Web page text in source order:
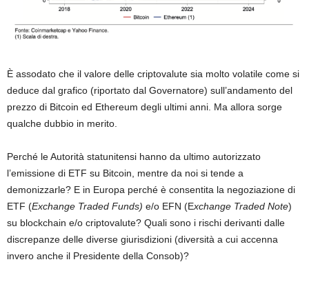
È assodato che il valore delle criptovalute sia molto volatile come si
deduce dal grafico (riportato dal Governatore) sull’andamento del
prezzo di Bitcoin ed Ethereum degli ultimi anni. Ma allora sorge
qualche dubbio in merito.
Perché le Autorità statunitensi hanno da ultimo autorizzato
l’emissione di ETF su Bitcoin, mentre da noi si tende a
demonizzarle? E in Europa perché è consentita la negoziazione di
ETF (Exchange Traded Funds) e/o EFN (Exchange Traded Note)
su blockchain e/o criptovalute? Quali sono i rischi derivanti dalle
discrepanze delle diverse giurisdizioni (diversità a cui accenna
invero anche il Presidente della Consob)?